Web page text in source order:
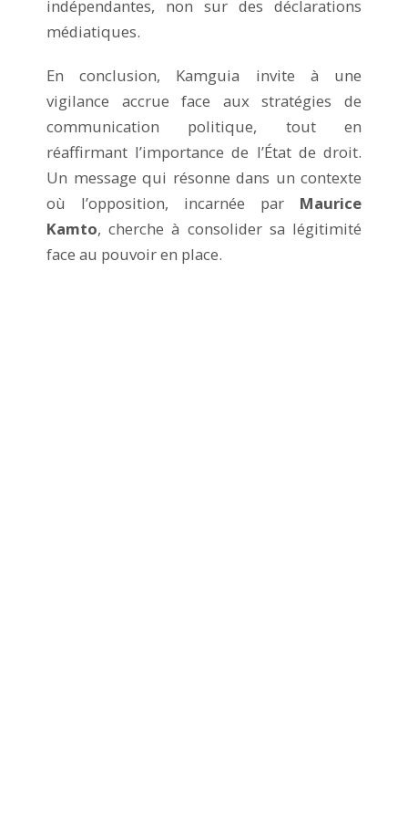
indépendantes, non sur des déclarations
médiatiques.
En conclusion, Kamguia invite à une
vigilance accrue face aux stratégies de
communication politique, tout en
réaffirmant l’importance de l’État de droit.
Un message qui résonne dans un contexte
où l’opposition, incarnée par Maurice
Kamto, cherche à consolider sa légitimité
face au pouvoir en place.